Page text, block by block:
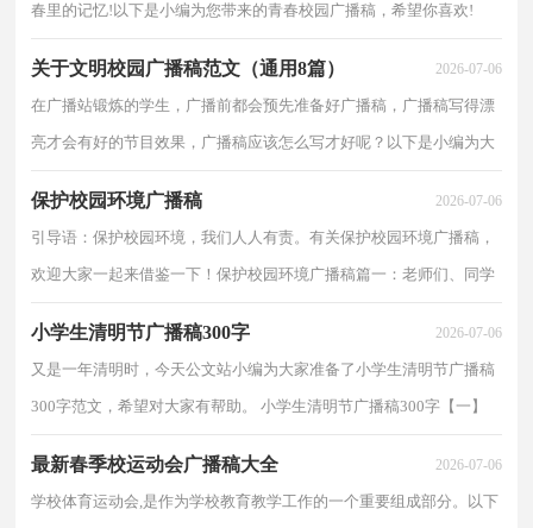
春里的记忆!以下是小编为您带来的青春校园广播稿，希望你喜欢!
·理想》。 我
关于文明校园广播稿范文（通用8篇） 2026-07-06
在广播站锻炼的学生，广播前都会预先准备好广播稿，广播稿写得漂
亮才会有好的节目效果，广播稿应该怎么写才好呢？以下是小编为大
广播稿 1合：亲爱的
保护校园环境广播稿 2026-07-06
引导语：保护校园环境，我们人人有责。有关保护校园环境广播稿，
欢迎大家一起来借鉴一下！保护校园环境广播稿篇一：老师们、同学
的摇篮。人人都渴望
小学生清明节广播稿300字 2026-07-06
又是一年清明时，今天公文站小编为大家准备了小学生清明节广播稿
300字范文，希望对大家有帮助。 小学生清明节广播稿300字【一】
烈们的精神永
最新春季校运动会广播稿大全 2026-07-06
学校体育运动会,是作为学校教育教学工作的一个重要组成部分。以下